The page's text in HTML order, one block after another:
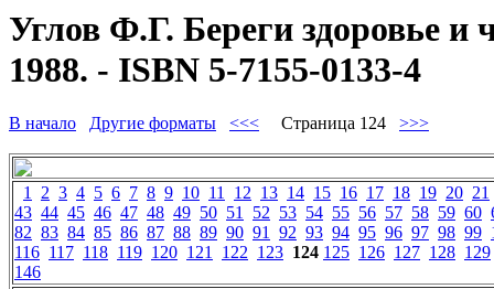
Углов Ф.Г. Береги здоровье и
1988. - ISBN 5-7155-0133-4
В начало Другие форматы <<< Страница 124 >>>
1 2 3 4 5 6 7 8 9 10 11 12 13 14 15 16 17 18 19 20 21
43 44 45 46 47 48 49 50 51 52 53 54 55 56 57 58 59 60
82 83 84 85 86 87 88 89 90 91 92 93 94 95 96 97 98 99
116 117 118 119 120 121 122 123 124 125 126 127 128 129
146